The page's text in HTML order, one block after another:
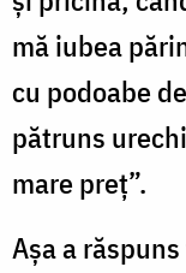
mă iubea
cu podoabe
pătruns
mare preț”.
Așa a